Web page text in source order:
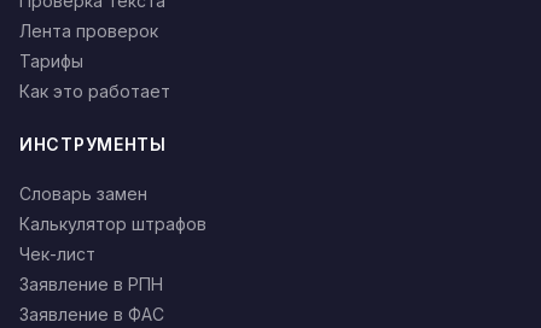
Лента проверок
Тарифы
Как это работает
ИНСТРУМЕНТЫ
Словарь замен
Калькулятор штрафов
Чек-лист
Заявление в РПН
Заявление в ФАС